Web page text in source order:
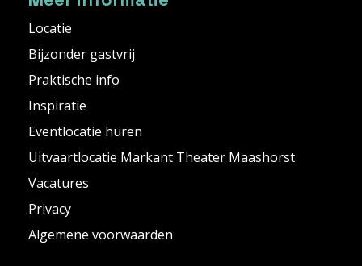
Locatie
Bijzonder gastvrij
Praktische info
Inspiratie
Eventlocatie huren
Uitvaartlocatie Markant Theater Maashorst
Vacatures
Privacy
Algemene voorwaarden